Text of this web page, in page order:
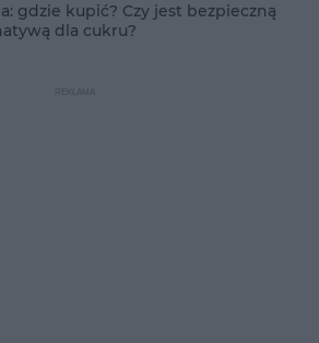
gdzie kupić? Czy jest bezpieczną
dla cukru?